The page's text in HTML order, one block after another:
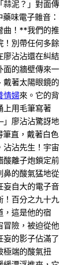
蒜泥？」對面傳
味電子雜音：
曲！**我們的推
！別帶任何多餘
沾沾還在糾結
面的牆壁傳來一
戴著太陽眼鏡的
情婦來。它的背
上用毛筆寫著
廖沾沾驚訝地
直，戴著白色
沾沾先生！宇宙
酸離子炮鎖定前
鼻的酸氣猛地從
妄自大的電子音
！百分之九十九
，這是他的宿
冒險，被迫從他
妄的影子佔滿了
極端的酸氣扭